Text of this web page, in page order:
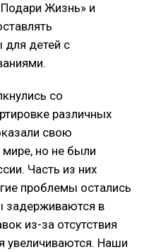
Жизнь» и
для детей с
со
различных
свою
но не были
Часть из них
проблемы остались
задерживаются в
из-за отсутствия
увеличиваются. Наши